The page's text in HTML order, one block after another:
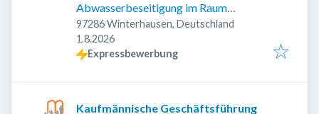
Abwasserbeseitigung im Raum
Ochsenfurt
97286 Winterhausen, Deutschland
Veröffentlicht
1.8.2026
Expressbewerbung
Kaufmännische Geschäftsführung